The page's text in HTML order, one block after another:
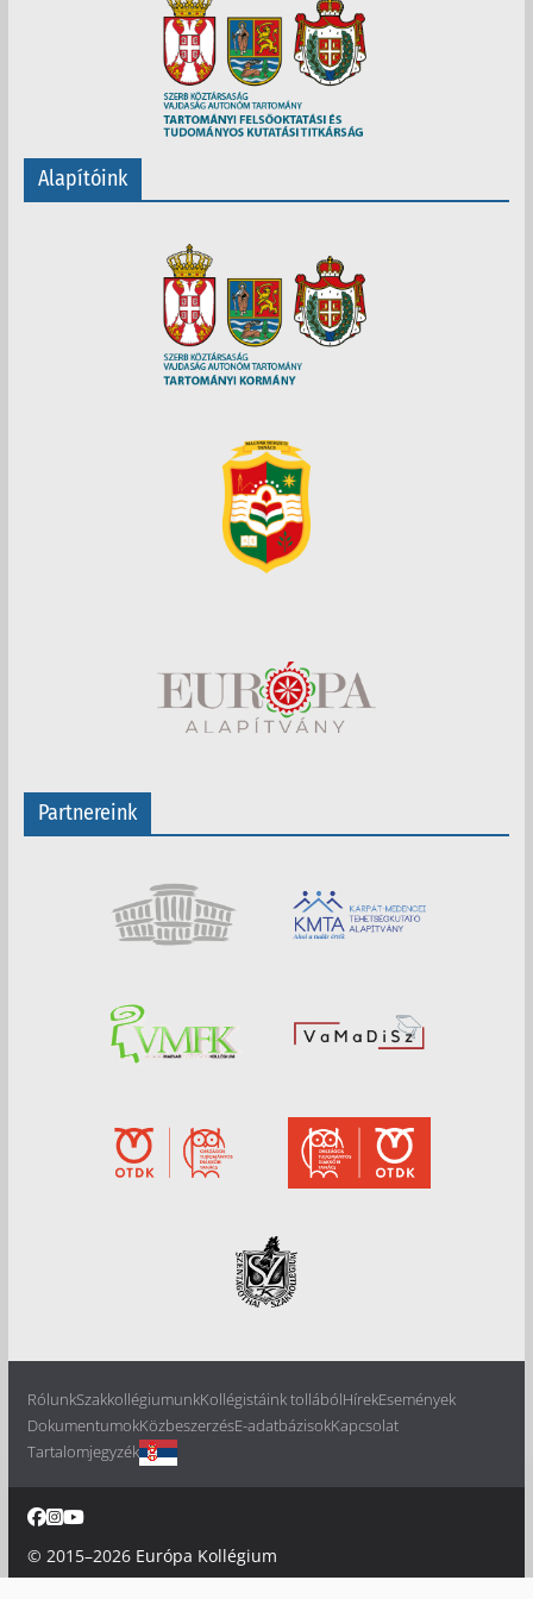
Alapítóink
Partnereink
RólunkSzakkollégiumunkKollégistáink tollábólHírekEsemények
DokumentumokKözbeszerzésE-adatbázisokKapcsolat
Tartalomjegyzék
© 2015–2026 Európa Kollégium